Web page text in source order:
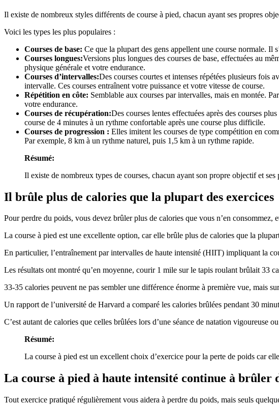
Il existe de nombreux styles différents de course à pied, chacun ayant ses propres
Voici les types les plus populaires :
Courses de base: Ce que la plupart des gens appellent une course normale. Il
Courses longues:Versions plus longues des courses de base, effectuées au
physique générale et votre endurance.
Courses d’intervalles:Des courses courtes et intenses répétées plusieurs fois
intervalle. Ces courses entraînent votre puissance et votre vitesse de course.
Répétition en côte: Semblable aux courses par intervalles, mais en montée.
votre endurance.
Courses de récupération:Des courses lentes effectuées après des courses
course de 4 minutes à un rythme confortable après une course plus difficile.
Courses de progression : Elles imitent les courses de type compétition en
Par exemple, 8 km à un rythme naturel, puis 1,5 km à un rythme rapide.
Résumé:
Il existe de nombreux types de courses, chacun ayant son propre objectif et
Il brûle plus de calories que la plupart des exercices
Pour perdre du poids, vous devez brûler plus de calories que vous n’en consommez,
La course à pied est une excellente option, car elle brûle plus de calories que la
En particulier, l’entraînement par intervalles de haute intensité (HIIT) impliquant la
Les résultats ont montré qu’en moyenne, courir 1 mile sur le tapis roulant brûlait 33
33-35 calories peuvent ne pas sembler une différence énorme à première vue, mais
Un rapport de l’université de Harvard a comparé les calories brûlées pendant 30
C’est autant de calories que celles brûlées lors d’une séance de natation vigoureuse
Résumé:
La course à pied est un excellent choix d’exercice pour la perte de poids car
La course à pied à haute intensité continue à brûler
Tout exercice pratiqué régulièrement vous aidera à perdre du poids, mais seuls